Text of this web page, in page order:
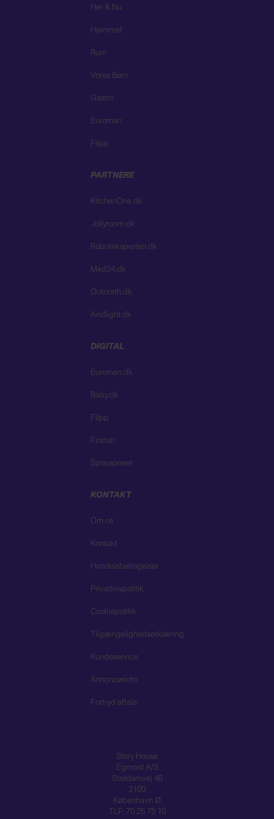
Her & Nu
Hjemmet
Rum
Vores Børn
Gastro
Euroman
Flipp
PARTNERE
KitchenOne.dk
Jollyroom.dk
Roboteksperten.dk
Med24.dk
Outnorth.dk
Andlight.dk
DIGITAL
Euroman.dk
Baby.dk
Flipp
Findalt
Sponsoreret
KONTAKT
Om os
Kontakt
Handelsbetingelser
Privatlivspolitik
Cookiepolitik
Tilgængelighedserklæring
Kundeservice
Annoncørinfo
Fortryd aftale
Story House
Egmont A/S
Strødamvej 46
2100
København Ø
TLF: 70 25 75 10